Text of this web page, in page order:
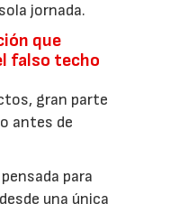
jornada.
que
falso techo
gran parte
antes de
para
una única